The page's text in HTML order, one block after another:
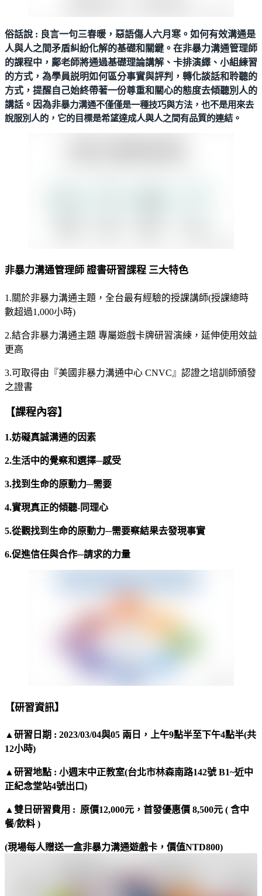
俗話說 : 良言一句三春暖，惡語傷人六月寒。如何有效溝通是
人與人之間矛盾糾紛化解的基礎和關鍵。在非暴力溝通管理師
的課程中，鄺老師將通過基礎理論講解、卡排演繹、小組練習
的方式，為學員説明如何區分事實與評判，轉化談話和聆聽的
方式，提醒自己始終帶著一份尊重和關心的態度去傾聽別人的
講話。因為非暴力溝通不僅僅是一種技巧與方法，也不是用來去
說服別人的，它的目標是希望達成人與人之間有品質的連結。
非暴力溝通管理師 證書研習課程 三大特色
1.關於非暴力溝通主題，全台最有經驗的授課講師(授課總時
數超過1,000小時)
2.結合非暴力溝通主題 專屬遊戲卡牌研習演練，延伸使用效益
更高
3.可取得由『美國非暴力溝通中心 CNVC』認證之培訓師頒發
之證書
【課程內容】
1.妨礙真誠溝通的因素
2.生活中的覺察和選擇─感受
3.找到生命的原動力─需要
4.實現真正的傾聽-同理心
5.從觀找到生命的原動力─需要察結果去發現事實
6.促進信任與合作─請求的力量
【研習資訊】
▲研習日期 : 2023/03/04與05 兩日，上午9點半至下午4點半(共
12小時)
▲研習地點 : 小週末中正教室(台北市林森南路142號 B1~近中
正紀念堂站4號出口)
▲雙日研習費用 : 原價12,000元，首發優惠價 8,500元 ( 含中
餐/飲料 )
(現場每人贈送一盒非暴力溝通遊戲卡，價值NTD800)